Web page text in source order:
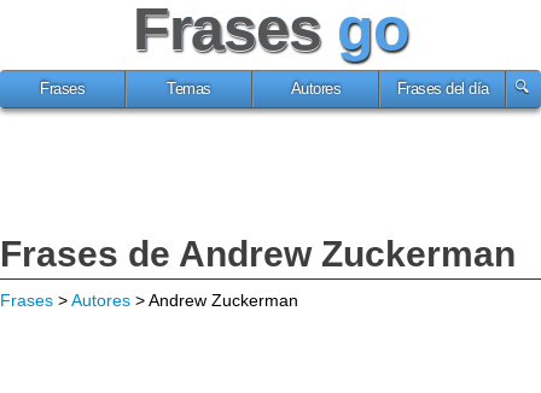
Frases go
Frases Temas Autores Frases del día
Frases de Andrew Zuckerman
Frases >Autores > Andrew Zuckerman